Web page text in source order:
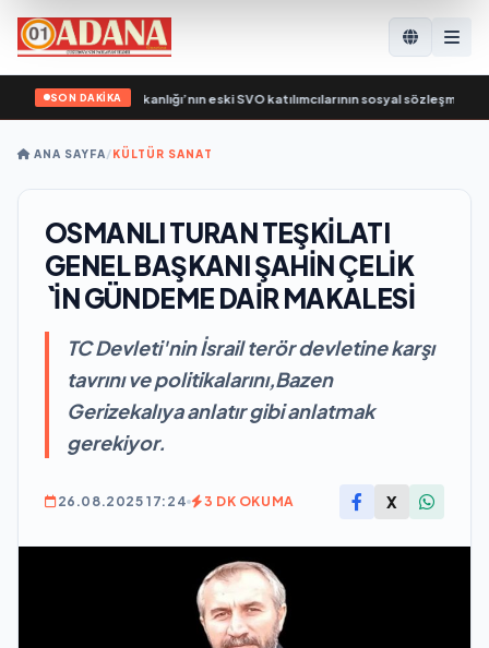
SON DAKİKA
Çalışma Bakanlığı’nın eski SVO katılımcılarının sosyal sözleşme
ANA SAYFA/KÜLTÜR SANAT
OSMANLI TURAN TEŞKİLATI
GENEL BAŞKANI ŞAHİN ÇELİK
`İN GÜNDEME DAİR MAKALESİ
TC Devleti'nin İsrail terör devletine karşı
tavrını ve politikalarını,Bazen
Gerizekalıya anlatır gibi anlatmak
gerekiyor.
26.08.2025 17:24 3 DK OKUMA X